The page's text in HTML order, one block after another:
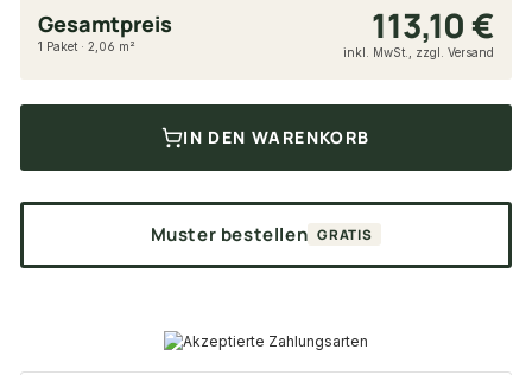
Gesamtpreis 113,10 €
1 Paket · 2,06 m² inkl. MwSt., zzgl. Versand
IN DEN WARENKORB
Muster bestellen GRATIS